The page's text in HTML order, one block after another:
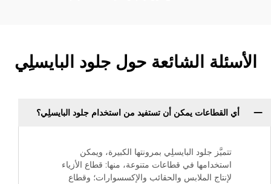
الأسئلة الشائعة حول جلود البايسلِي
أي القطاعات يمكن أن تستفيد من استخدام جلود البايسلِي؟
تتميَّز جلود البايسلِي بمرونتها الكبيرة، ويمكن
استخدامها في قطاعات متنوعة، منها: قطاع الأزياء
لإنتاج الملابس والحقائب والإكسسوارات؛ وقطاع